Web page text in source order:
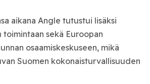
aikana Angle tutustui lisäksi
toimintaan sekä Euroopan
osaamiskeskuseen, mikä
Suomen kokonaisturvallisuuden